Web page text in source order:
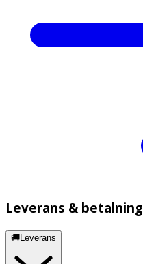
Leverans & betalning
🚚Leverans